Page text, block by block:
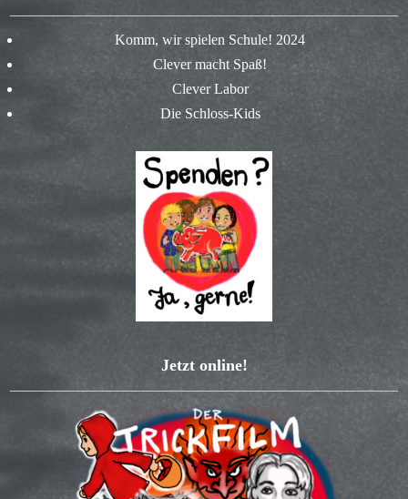
Komm, wir spielen Schule! 2024
Clever macht Spaß!
Clever Labor
Die Schloss-Kids
Jetzt online!